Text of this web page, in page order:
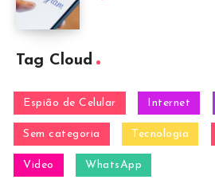
Tag Cloud
Espião de Celular Internet
Sem categoria Tecnologia
Video WhatsApp